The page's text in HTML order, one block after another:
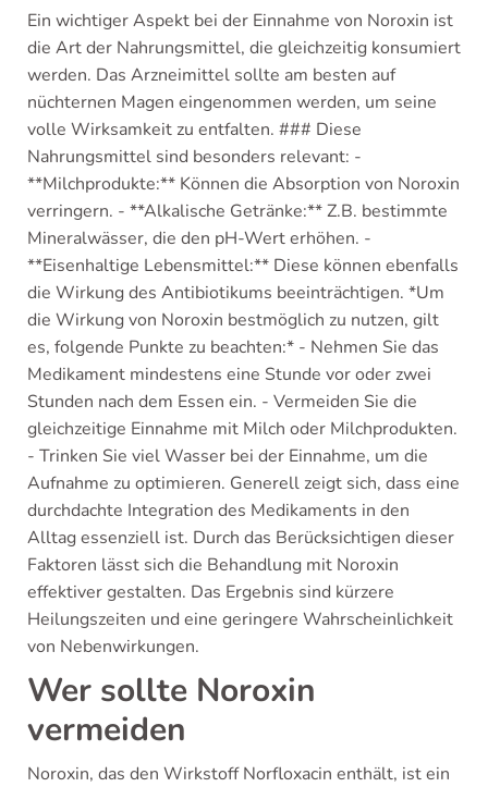
Ein wichtiger Aspekt bei der Einnahme von Noroxin ist
die Art der Nahrungsmittel, die gleichzeitig konsumiert
werden. Das Arzneimittel sollte am besten auf
nüchternen Magen eingenommen werden, um seine
volle Wirksamkeit zu entfalten. ### Diese
Nahrungsmittel sind besonders relevant: -
**Milchprodukte:** Können die Absorption von Noroxin
verringern. - **Alkalische Getränke:** Z.B. bestimmte
Mineralwässer, die den pH-Wert erhöhen. -
**Eisenhaltige Lebensmittel:** Diese können ebenfalls
die Wirkung des Antibiotikums beeinträchtigen. *Um
die Wirkung von Noroxin bestmöglich zu nutzen, gilt
es, folgende Punkte zu beachten:* - Nehmen Sie das
Medikament mindestens eine Stunde vor oder zwei
Stunden nach dem Essen ein. - Vermeiden Sie die
gleichzeitige Einnahme mit Milch oder Milchprodukten.
- Trinken Sie viel Wasser bei der Einnahme, um die
Aufnahme zu optimieren. Generell zeigt sich, dass eine
durchdachte Integration des Medikaments in den
Alltag essenziell ist. Durch das Berücksichtigen dieser
Faktoren lässt sich die Behandlung mit Noroxin
effektiver gestalten. Das Ergebnis sind kürzere
Heilungszeiten und eine geringere Wahrscheinlichkeit
von Nebenwirkungen.
Wer sollte Noroxin
vermeiden
Noroxin, das den Wirkstoff Norfloxacin enthält, ist ein